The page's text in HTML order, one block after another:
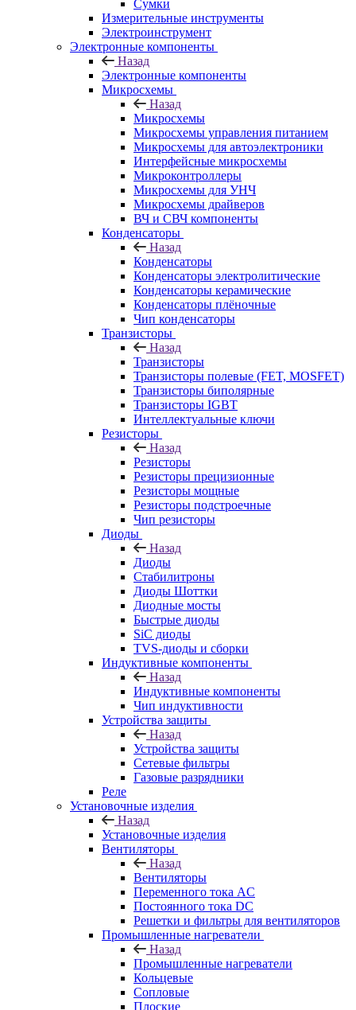
Сумки
Измерительные инструменты
Электроинструмент
Электронные компоненты
Назад
Электронные компоненты
Микросхемы
Назад
Микросхемы
Микросхемы управления питанием
Микросхемы для автоэлектроники
Интерфейсные микросхемы
Микроконтроллеры
Микросхемы для УНЧ
Микросхемы драйверов
ВЧ и СВЧ компоненты
Конденсаторы
Назад
Конденсаторы
Конденсаторы электролитические
Конденсаторы керамические
Конденсаторы плёночные
Чип конденсаторы
Транзисторы
Назад
Транзисторы
Транзисторы полевые (FET, MOSFET)
Транзисторы биполярные
Транзисторы IGBT
Интеллектуальные ключи
Резисторы
Назад
Резисторы
Резисторы прецизионные
Резисторы мощные
Резисторы подстроечные
Чип резисторы
Диоды
Назад
Диоды
Стабилитроны
Диоды Шоттки
Диодные мосты
Быстрые диоды
SiC диоды
TVS-диоды и сборки
Индуктивные компоненты
Назад
Индуктивные компоненты
Чип индуктивности
Устройства защиты
Назад
Устройства защиты
Сетевые фильтры
Газовые разрядники
Реле
Установочные изделия
Назад
Установочные изделия
Вентиляторы
Назад
Вентиляторы
Переменного тока AC
Постоянного тока DC
Решетки и фильтры для вентиляторов
Промышленные нагреватели
Назад
Промышленные нагреватели
Кольцевые
Сопловые
Плоские